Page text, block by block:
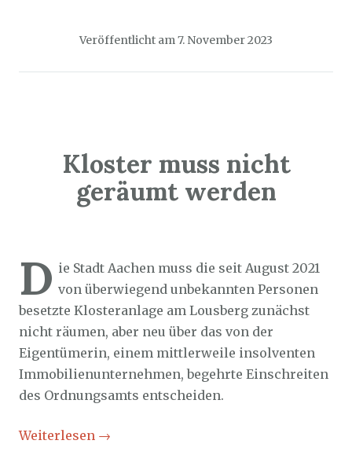
Veröffentlicht am 7. November 2023
Kloster muss nicht
geräumt werden
D ie Stadt Aachen muss die seit August 2021
von überwiegend unbekannten Personen
besetzte Klosteranlage am Lousberg zunächst
nicht räumen, aber neu über das von der
Eigentümerin, einem mittlerweile insolventen
Immobilienunternehmen, begehrte Einschreiten
des Ordnungsamts entscheiden.
Weiterlesen →